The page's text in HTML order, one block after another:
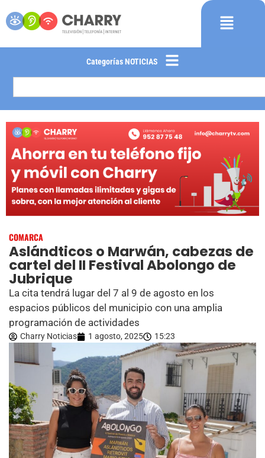
Categorías NOTICIAS
COMARCA
Aslándticos o Marwán, cabezas de
cartel del II Festival Abolongo de
Jubrique
La cita tendrá lugar del 7 al 9 de agosto en los
espacios públicos del municipio con una amplia
programación de actividades
Charry Noticias 1 agosto, 2025 15:23